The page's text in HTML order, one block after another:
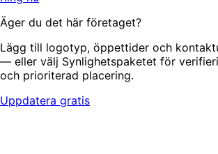
Äger du det här företaget?
Lägg till logotyp, öppettider och
— eller välj Synlighetspaketet för
och prioriterad placering.
Uppdatera gratis